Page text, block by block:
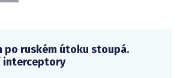
po ruském útoku stoupá.
interceptory